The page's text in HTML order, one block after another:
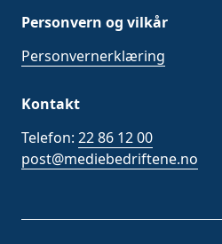
Personvern og vilkår
Personvernerklæring
Kontakt
Telefon: 22 86 12 00
post@mediebedriftene.no